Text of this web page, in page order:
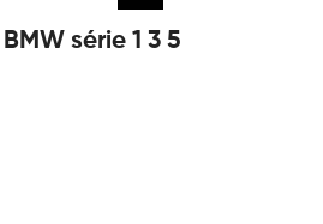
série 1 3 5